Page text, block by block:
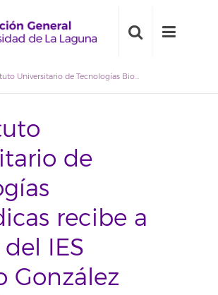
El Instituto Universitario de Tecnologías Biomédicas recibe a jóvenes del IES Antonio González González
de
recibe a
IES
González